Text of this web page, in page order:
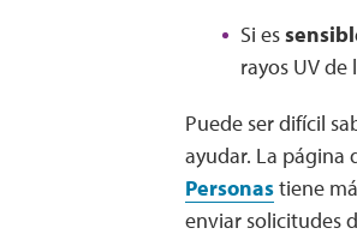
Si es
rayos UV
Puede ser difícil
ayudar. La página
Personastiene
enviar solicitudes